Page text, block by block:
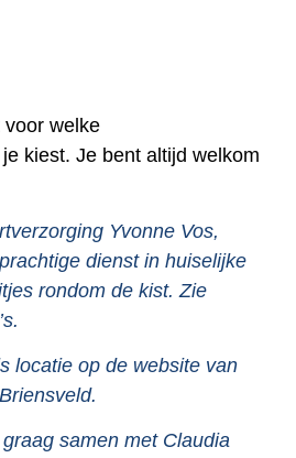
voor welke
kiest. Je bent altijd welkom
Yvonne Vos,
dienst in huiselijke
rondom de kist. Zie
locatie op de website van
samen met Claudia